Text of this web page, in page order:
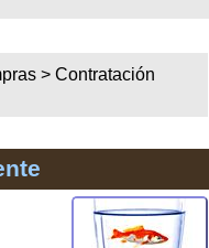
>Contratación